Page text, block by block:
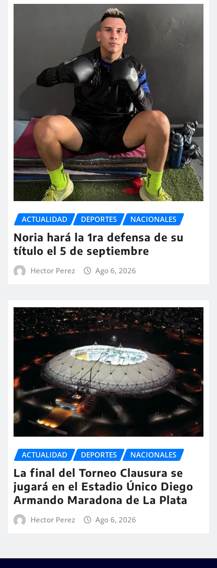
ACTUALIDAD DEPORTES NACIONALES
Noria hará la 1ra defensa de su
título el 5 de septiembre
Hector Perez Ago 6, 2026
ACTUALIDAD DEPORTES NACIONALES
La final del Torneo Clausura se
jugará en el Estadio Único Diego
Armando Maradona de La Plata
Hector Perez Ago 6, 2026